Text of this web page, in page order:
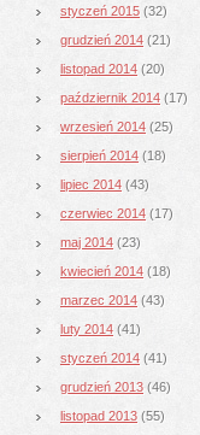
styczeń 2015 (32)
grudzień 2014 (21)
listopad 2014 (20)
październik 2014 (17)
wrzesień 2014 (25)
sierpień 2014 (18)
lipiec 2014 (43)
czerwiec 2014 (17)
maj 2014 (23)
kwiecień 2014 (18)
marzec 2014 (43)
luty 2014 (41)
styczeń 2014 (41)
grudzień 2013 (46)
listopad 2013 (55)